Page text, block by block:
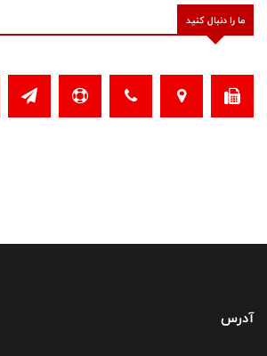
ما را دنبال کنید
آدرس